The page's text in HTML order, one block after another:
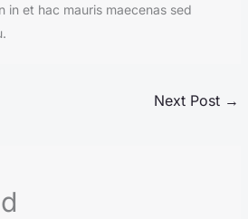
in et hac mauris maecenas sed
Next Post →